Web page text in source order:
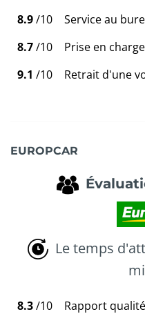
8.9/10
Service au
8.7/10
Prise en
9.1 /10 Retrait d'une
EUROPCAR
Le temps
8.3/10
Rapport